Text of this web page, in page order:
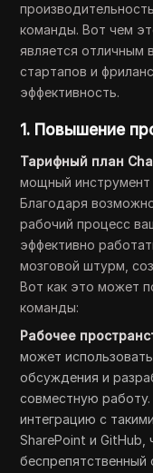
команды. Вот чем
является отличным
стартапов и
эффективность.
1. Повышение
Тарифный план
мощный
Благодаря
рабочий процесс
эффективно
мозговой штурм,
Вот как это может
команды:
Рабочее
может
обсуждения и
совместную
интеграцию с
SharePoint и GitHub,